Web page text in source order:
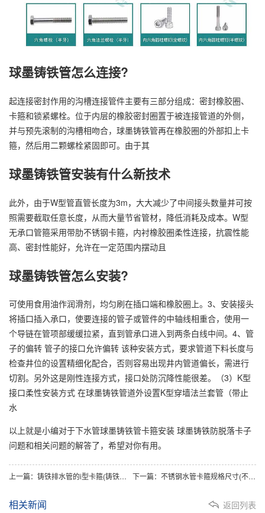
球墨铸铁管怎么连接?
起连接密封作用的沟槽连接管件主要有三部分组成：密封橡胶圈、
卡箍和锁紧螺栓。位于内层的橡胶密封圈置于被连接管道的外侧，
并与预先滚制的沟槽相吻合，球墨铸铁管再在橡胶圈的外部扣上卡
箍，然后用二颗螺栓紧固即可。由于其
球墨铸铁管安装有什么新技术
此外，由于W型管直管长度为3m，大大减少了中间接头数量并可按
照需要截取任意长度，从而大量节省管材，降低消耗及成本。W型
无承口管箍采用带肋不锈钢卡箍，内衬橡胶圈柔性连接，抗震性能
高、密封性能好，允许在一定范围内摆动且
球墨铸铁管怎么安装?
可使用食用油作润滑剂，均匀刷在插口端和橡胶圈上。3、安装接头
将插口插入承口，使要连接的管子或管件的中轴线相重合，使用一
个导链在管项部缓缓拉紧，直到管承口进入到两条白线中间。4、管
子的偏转 管子的接口允许偏转 该种安装方式，要求管道下料长度与
检查井位的设置精细化配合，否则容易出现井内管道偏长，需进行
切割。另外这是刚性连接方式，接口处防沉降性能很差。（3）K型
接口柔性安装方式 在球墨铸铁管道外设置K型穿墙法兰套管（带止
水
以上就是小编对于下水管球墨铸铁管卡箍安装 球墨铸铁防脱落卡子
问题和相关问题的解答了，希望对你有用。
上一篇： 铸铁排水管的i型卡箍(铸铁排水管规格型号尺寸表) 下一篇： 不锈钢水管卡箍规格尺寸(不锈钢水管漏水快速补漏方法)
返回列表
相关新闻